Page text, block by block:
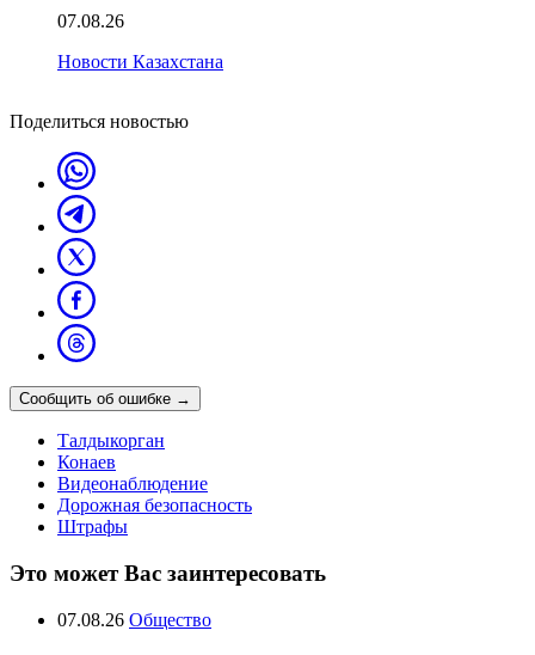
07.08.26
Новости Казахстана
Поделиться новостью
Сообщить об ошибке →
Талдыкорган
Конаев
Видеонаблюдение
Дорожная безопасность
Штрафы
Это может Вас заинтересовать
07.08.26 Общество